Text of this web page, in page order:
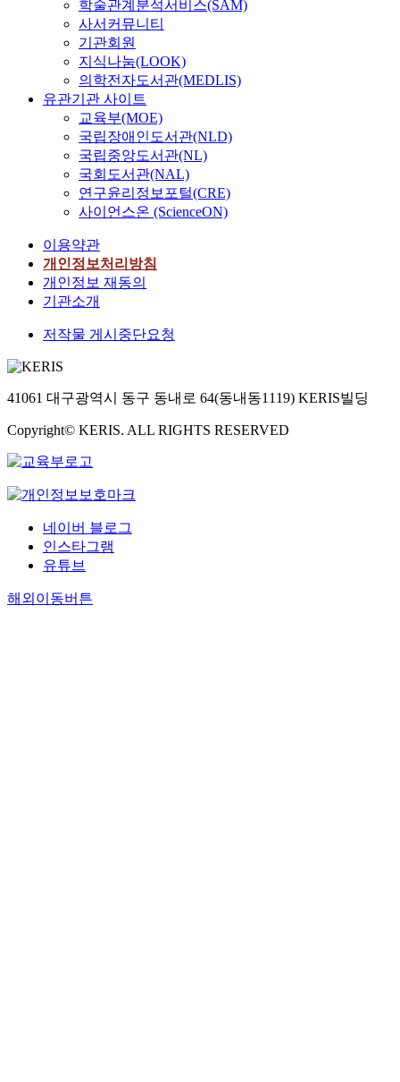
학술관계분석서비스(SAM)
사서커뮤니티
기관회원
지식나눔(LOOK)
의학전자도서관(MEDLIS)
유관기관 사이트
교육부(MOE)
국립장애인도서관(NLD)
국립중앙도서관(NL)
국회도서관(NAL)
연구윤리정보포털(CRE)
사이언스온 (ScienceON)
이용약관
개인정보처리방침
개인정보 재동의
기관소개
저작물 게시중단요청
41061 대구광역시 동구 동내로 64(동내동1119) KERIS빌딩
Copyright© KERIS. ALL RIGHTS RESERVED
네이버 블로그
인스타그램
유튜브
해외이동버튼